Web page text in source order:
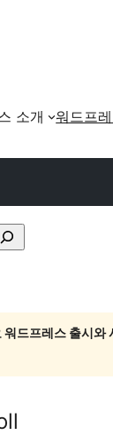
소개 워드프
워드프레스 출시와